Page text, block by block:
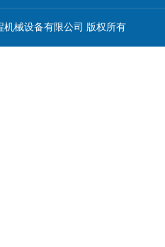
械设备有限公司 版权所有